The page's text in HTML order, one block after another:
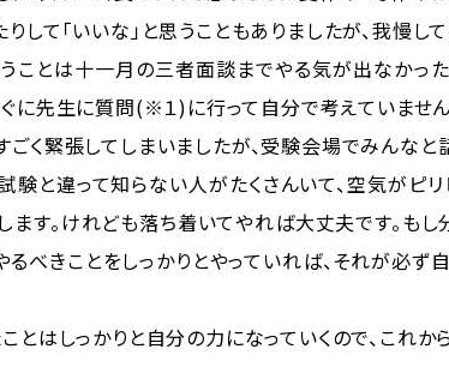
して「いいな」と思うこともありましたが、我慢し
ことは十一月の三者面談までやる気が出なかっ
に先生に質問(※１)に行って自分で考えていませ
く緊張してしまいましたが、受験会場でみんなと
と違って知らない人がたくさんいて、空気がピ
ます。けれども落ち着いてやれば大丈夫です。も
べきことをしっかりとやっていれば、それが必ず
とはしっかりと自分の力になっていくので、これか